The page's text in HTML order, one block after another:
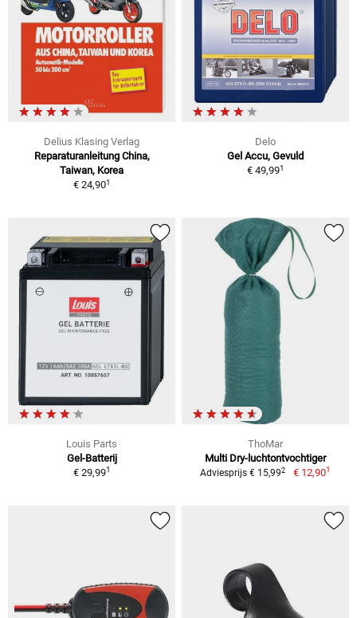
Delius Klasing Verlag
Reparaturanleitung China,
Taiwan, Korea
€ 24,901
Delo
Gel Accu, Gevuld
€ 49,991
Louis Parts
Gel-Batterij
€ 29,991
ThoMar
Multi Dry-luchtontvochtiger
Adviesprijs € 15,992 € 12,901